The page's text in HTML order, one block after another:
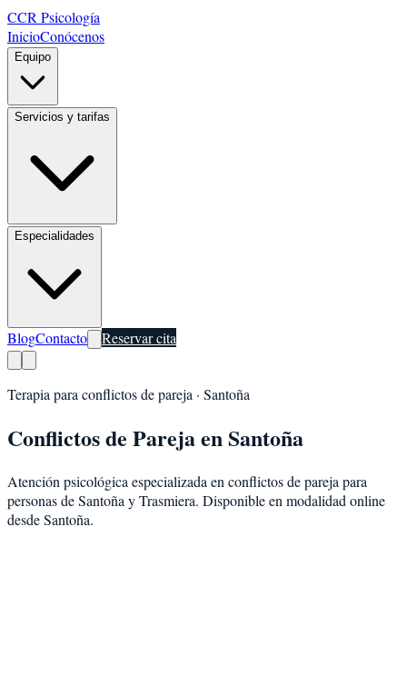
CCR Psicología
InicioConócenos
Equipo
Servicios y tarifas
Especialidades
BlogContacto Reservar cita
Terapia para conflictos de pareja · Santoña
Conflictos de ParejaenSantoña
Atención psicológica especializada en conflictos de pareja para
personas deSantoña yTrasmiera. Disponible en modalidad online
desde Santoña.